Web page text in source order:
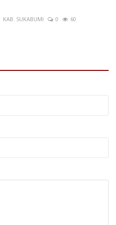
KAB. SUKABUMI 0
60